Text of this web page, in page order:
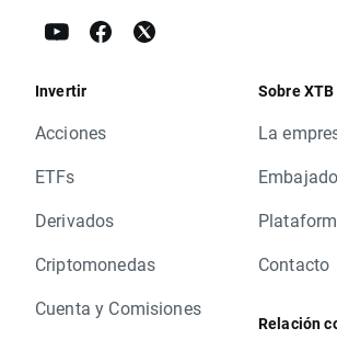
Invertir
Acciones
ETFs
Derivados
Criptomonedas
Cuenta y Comisiones
Sobre XTB
La
Contacto
Relación